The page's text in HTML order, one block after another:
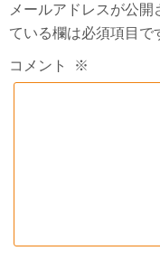
メールアドレスが公開
ている欄は必須項目で
コメント ※